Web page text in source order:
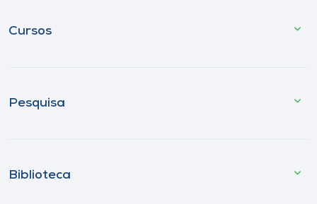
Cursos
Pesquisa
Biblioteca